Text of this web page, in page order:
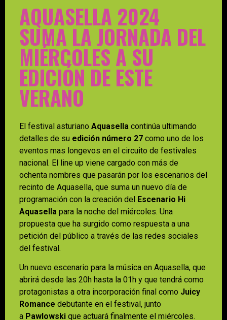
AQUASELLA 2024
SUMA LA JORNADA DEL
MIÉRCOLES A SU
EDICIÓN DE ESTE
VERANO
El festival asturiano Aquasella continúa ultimando
detalles de su edición número 27 como uno de los
eventos mas longevos en el circuito de festivales
nacional. El line up viene cargado con más de
ochenta nombres que pasarán por los escenarios del
recinto de Aquasella, que suma un nuevo día de
programación con la creación del Escenario Hi
Aquasella para la noche del miércoles. Una
propuesta que ha surgido como respuesta a una
petición del público a través de las redes sociales
del festival.
Un nuevo escenario para la música en Aquasella, que
abrirá desde las 20h hasta la 01h y que tendrá como
protagonistas a otra incorporación final como Juicy
Romance debutante en el festival, junto
a Pawlowski que actuará finalmente el miércoles.